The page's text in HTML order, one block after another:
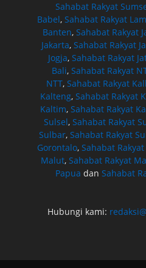
Sahabat Rakyat
Babel,Sahabat Rakyat
Banten,Sahabat Rakyat
Jakarta, Sahabat Rakyat
Jogja, Sahabat Rakyat
Bali,Sahabat Rakyat
NTT,Sahabat Rakyat
Kalteng,Sahabat Rakyat
Kaltim,Sahabat Rakyat
Sulsel, Sahabat Rakyat
Sulbar,Sahabat Rakyat
Gorontalo,Sahabat
Malut,Sahabat Rakyat
Papua danSahabat
Hubungi kami: